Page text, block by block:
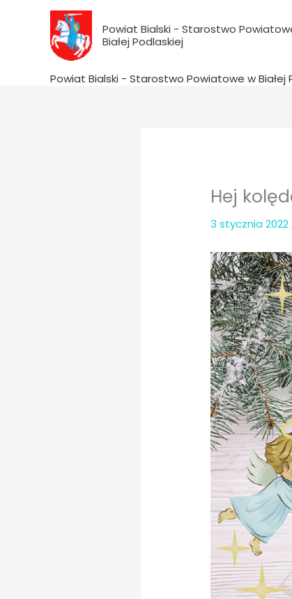
Powiat Bialski - Starostwo
Białej Podlaskiej
Powiat Bialski - Starostwo Powiatowe w Białej
Hej
3 stycznia 2022